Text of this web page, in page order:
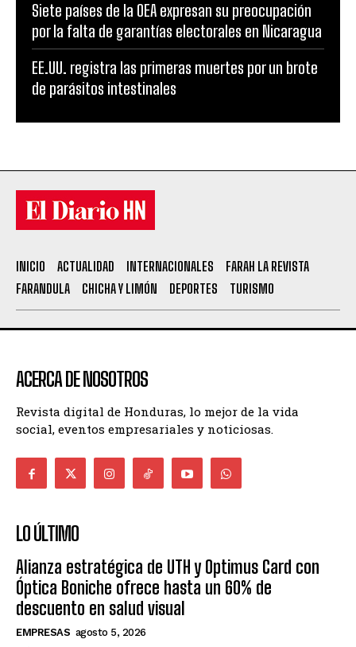
Siete países de la OEA expresan su preocupación
por la falta de garantías electorales en Nicaragua
EE.UU. registra las primeras muertes por un brote
de parásitos intestinales
INICIO ACTUALIDAD INTERNACIONALES
FARAH LA REVISTA
FARANDULA
CHICHA Y LIMÓN DEPORTES TURISMO
ACERCA DE NOSOTROS
Revista digital de Honduras, lo mejor de la vida
social, eventos empresariales y noticiosas.
LO ÚLTIMO
Alianza estratégica de UTH y Optimus Card con
Óptica Boniche ofrece hasta un 60% de
descuento en salud visual
EMPRESAS agosto 5, 2026